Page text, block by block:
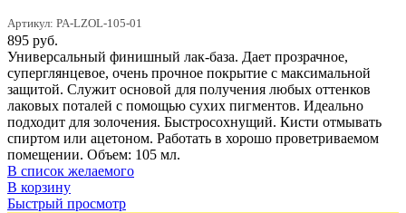
Артикул: PA-LZOL-105-01
895 руб.
Универсальный финишный лак-база. Дает прозрачное,
суперглянцевое, очень прочное покрытие с максимальной
защитой. Служит основой для получения любых оттенков
лаковых поталей с помощью сухих пигментов. Идеально
подходит для золочения. Быстросохнущий. Кисти отмывать
спиртом или ацетоном. Работать в хорошо проветриваемом
помещении. Объем: 105 мл.
В список желаемого
В корзину
Быстрый просмотр